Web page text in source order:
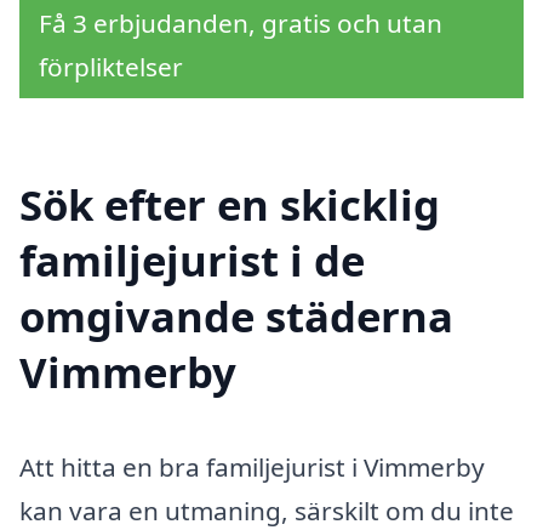
Få 3 erbjudanden, gratis och utan
förpliktelser
Sök efter en skicklig
familjejurist i de
omgivande städerna
Vimmerby
Att hitta en bra familjejurist i Vimmerby
kan vara en utmaning, särskilt om du inte